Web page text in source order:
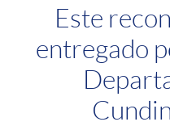
Este
entregado